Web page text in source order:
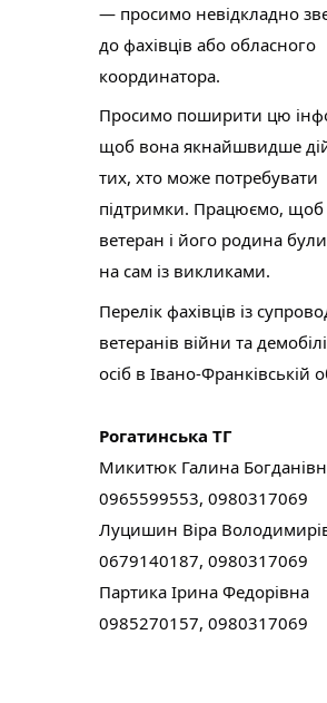
— просимо невідкладно
до фахівців або обласного
координатора.
Просимо поширити цю
щоб вона якнайшвидше
тих, хто може потребувати
підтримки. Працюємо,
ветеран і його родина
на сам із викликами.
Перелік фахівців із
ветеранів війни та
осіб в Івано-Франківській
Рогатинська ТГ
Микитюк Галина
0965599553, 0980317069
Луцишин Віра
0679140187, 0980317069
Партика Ірина Федорівна
0985270157, 0980317069